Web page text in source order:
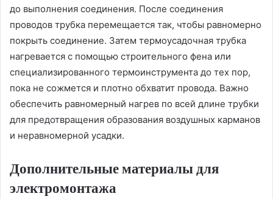
до выполнения соединения. После соединения
проводов трубка перемещается так, чтобы равномерно
покрыть соединение. Затем термоусадочная трубка
нагревается с помощью строительного фена или
специализированного термоинструмента до тех пор,
пока не сожмется и плотно обхватит провода. Важно
обеспечить равномерный нагрев по всей длине трубки
для предотвращения образования воздушных карманов
и неравномерной усадки.
Дополнительные материалы для
электромонтажа